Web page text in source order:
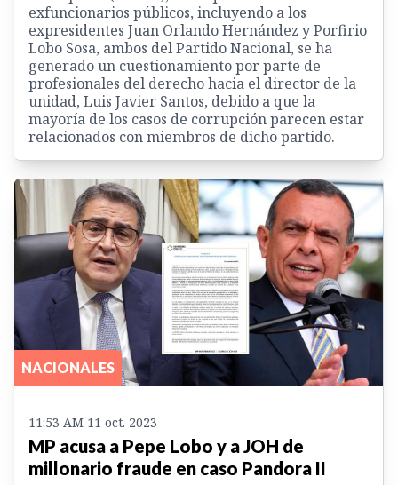
exfuncionarios públicos, incluyendo a los
expresidentes Juan Orlando Hernández y Porfirio
Lobo Sosa, ambos del Partido Nacional, se ha
generado un cuestionamiento por parte de
profesionales del derecho hacia el director de la
unidad, Luis Javier Santos, debido a que la
mayoría de los casos de corrupción parecen estar
relacionados con miembros de dicho partido.
NACIONALES
11:53 AM 11 oct. 2023
MP acusa a Pepe Lobo y a JOH de
millonario fraude en caso Pandora II